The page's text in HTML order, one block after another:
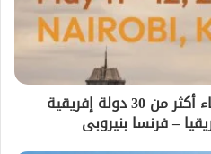
السيسى وماكرون وزعماء أكثر من 30 دولة إفريقية
– فرنسا بنيروبى